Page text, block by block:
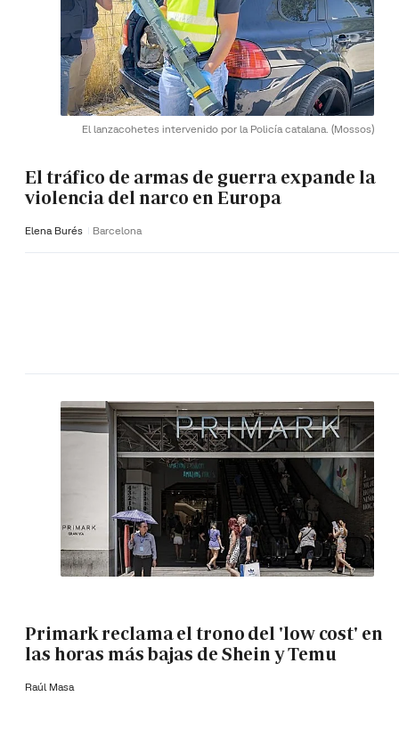
El lanzacohetes intervenido por la Policía catalana. (Mossos)
El tráfico de armas de guerra expande la
violencia del narco en Europa
Elena Burés Barcelona
Primark reclama el trono del 'low cost' en
las horas más bajas de Shein y Temu
Raúl Masa